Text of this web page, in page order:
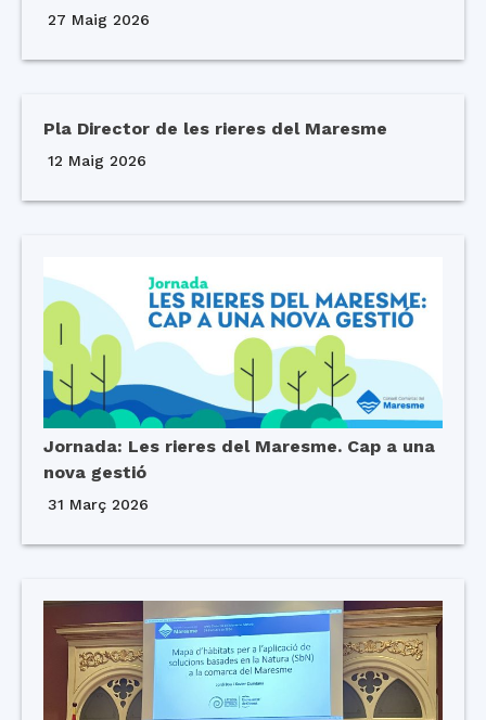
27 Maig 2026
Pla Director de les rieres del Maresme
12 Maig 2026
Jornada: Les rieres del Maresme. Cap a una
nova gestió
31 Març 2026